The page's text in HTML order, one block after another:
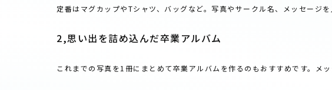
定番はマグカップやTシャツ、バッグなど。写真やサークル名、メッセージ
2,思い出を詰め込んだ卒業アルバム
これまでの写真を1冊にまとめて卒業アルバムを作るのもおすすめです。メ